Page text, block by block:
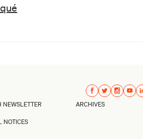
NEWSLETTER ARCHIVES
NOTICES